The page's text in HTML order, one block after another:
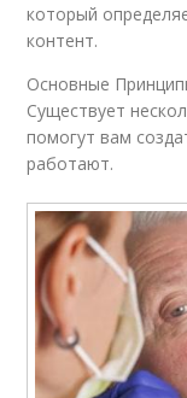
который
контент.
Основные
Существует
помогут вам
работают.